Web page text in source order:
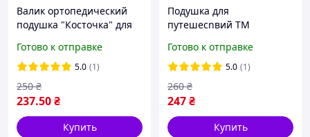
Валик ортопедический
подушка "Косточка" для
путешествий ТМ
Лежебока, шейный валик
Готово к отправке
5.0 (1)
237.50₴
250 ₴
Купить
Подушка для
путешесnвий ТМ
Готово к отправке
5.0 (1)
247₴
260 ₴
Купить